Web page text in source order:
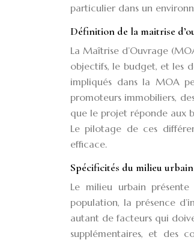
particulier dans un
Définition de la maitrise
La Maîtrise d’Ouvrage
objectifs, le budget, et les
impliqués dans la MOA
promoteurs immobiliers,
que le projet réponde aux
Le pilotage de ces
efficace.
Spécificités du milieu urbain
Le milieu urbain
population, la présence
autant de facteurs qui
supplémentaires, et des